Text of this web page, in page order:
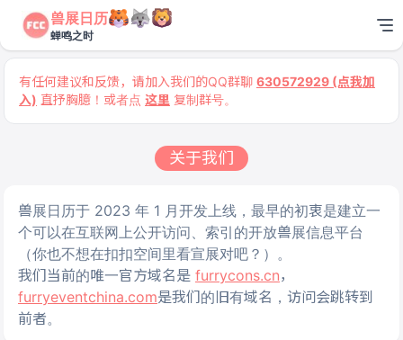
兽展日历
蝉鸣之时
有任何建议和反馈，请加入我们的QQ群聊 630572929 (点我加
入) 直抒胸臆！或者点 这里 复制群号。
关于我们
兽展日历于 2023 年 1 月开发上线，最早的初衷是建立一
个可以在互联网上公开访问、索引的开放兽展信息平台
（你也不想在扣扣空间里看宣展对吧？）。
我们当前的唯一官方域名是 furrycons.cn，
furryeventchina.com是我们的旧有域名，访问会跳转到
前者。